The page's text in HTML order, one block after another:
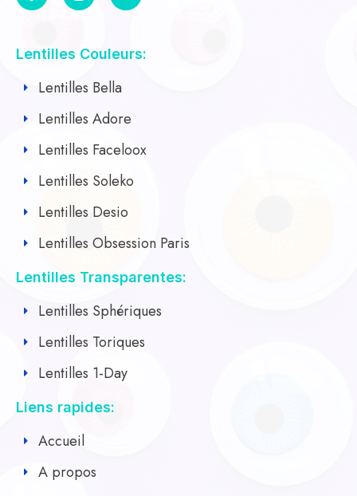
Lentilles Couleurs:
Lentilles Bella
Lentilles Adore
Lentilles Faceloox
Lentilles Soleko
Lentilles Desio
Lentilles Obsession Paris
Lentilles Transparentes:
Lentilles Sphériques
Lentilles Toriques
Lentilles 1-Day
Liens rapides:
Accueil
A propos